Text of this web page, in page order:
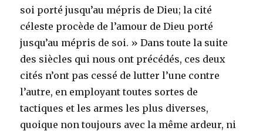
soi porté jusqu’au mépris de Dieu; la cité
céleste procède de l’amour de Dieu porté
jusqu’au mépris de soi. » Dans toute la suite
des siècles qui nous ont précédés, ces deux
cités n’ont pas cessé de lutter l’une contre
l’autre, en employant toutes sortes de
tactiques et les armes les plus diverses,
quoique non toujours avec la même ardeur, ni